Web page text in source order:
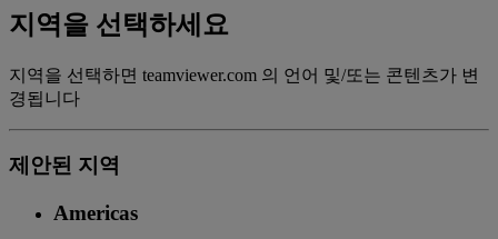
지역을 선택하세요
지역을 선택하면 teamviewer.com 의 언어 및/또는 콘텐츠가 변
경됩니다
제안된 지역
Americas